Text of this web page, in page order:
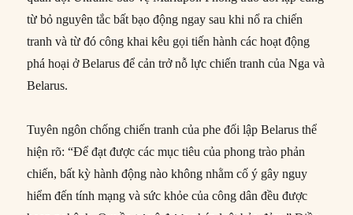
từ bỏ nguyên tắc bất bạo động ngay sau khi nổ ra chiến
tranh và từ đó công khai kêu gọi tiến hành các hoạt động
phá hoại ở Belarus để cản trở nỗ lực chiến tranh của Nga và
Belarus.
Tuyên ngôn chống chiến tranh của phe đối lập Belarus thể
hiện rõ: “Để đạt được các mục tiêu của phong trào phản
chiến, bất kỳ hành động nào không nhằm cố ý gây nguy
hiểm đến tính mạng và sức khỏe của công dân đều được